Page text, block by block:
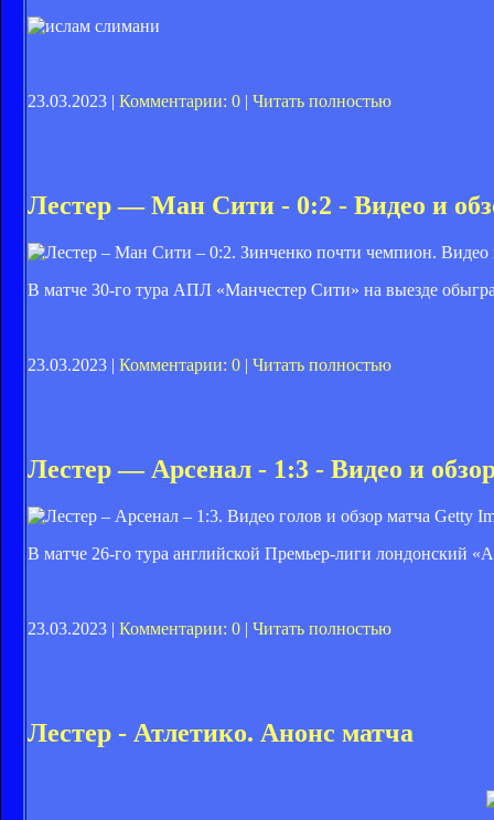
23.03.2023 | Комментарии: 0 | Читать полностью
Лестер — Ман Сити - 0:2 - Видео и
В матче 30-го тура АПЛ «Манчестер Сити» на выезде
23.03.2023 | Комментарии: 0 | Читать полностью
Лестер — Арсенал - 1:3 - Видео и
Getty
В матче 26-го тура английской Премьер-лиги лондонский
23.03.2023 | Комментарии: 0 | Читать полностью
Лестер - Атлетико. Анонс матча